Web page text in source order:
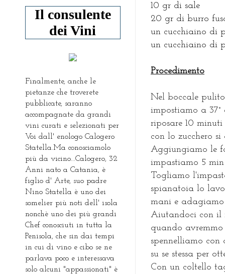
10 gr di sale
20 gr di burro
un cucchiaino di
un cucchiaino di
Procedimento
Nel boccale
impostiamo a 37°
riposare 10
con lo zucchero
Aggiungiamo le
impastiamo 5
Togliamo
spianatoia lo
mani e
Aiutandoci con il
quando
spennelliamo
su se stessa per
Con un coltello
Il consulente
dei Vini
Finalmente, anche le
pietanze che troverete
pubblicate, saranno
accompagnate da grandi
vini curati e selezionati per
Voi dall' enologo Calogero
Statella.Ma conosciamolo
più da vicino...Calogero, 32
Anni nato a Catania, è
figlio d' Arte, suo padre
Nino Statella è uno dei
somelier più noti dell' isola
nonchè uno dei più grandi
Chef conosciuti in tutta la
Penisola, che sin dai tempi
in cui di vino e cibo se ne
parlava poco e interessava
solo alcuni "appassionati" è